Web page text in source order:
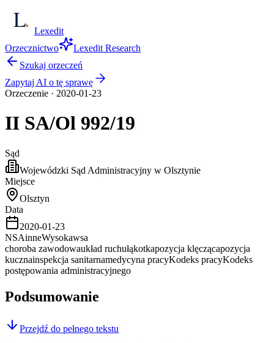
Lexedit
Orzecznictwo
Lexedit Research
Szukaj orzeczeń
Zapytaj AI o tę sprawę
Orzeczenie · 2020-01-23
II SA/Ol 992/19
Sąd
Wojewódzki Sąd Administracyjny w Olsztynie
Miejsce
Olsztyn
Data
2020-01-23
NSAinneWysokawsa
choroba zawodowaukład ruchułąkotkapozycja klęczącapozycja
kucznainspekcja sanitarnamedycyna pracyKodeks pracyKodeks
postępowania administracyjnego
Podsumowanie
Przejdź do pełnego tekstu